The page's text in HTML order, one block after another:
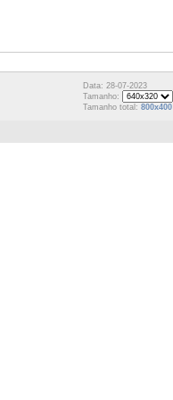
Data: 28-07-2023
Tamanho:
Tamanho total: 800x400